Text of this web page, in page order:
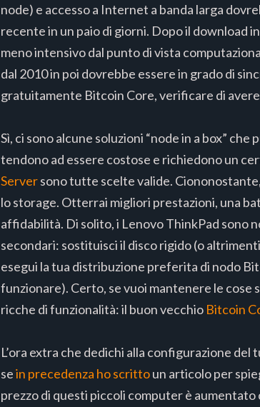
node) e accesso a Internet a banda larga
recente in un paio di giorni. Dopo il download
meno intensivo dal punto di vista
dal 2010 in poi dovrebbe essere in grado di
gratuitamente Bitcoin Core, verificare di
Sì, ci sono alcune soluzioni “node in a box”
tendono ad essere costose e richiedono un
Serversono tutte scelte valide.
lo storage. Otterrai migliori prestazioni, una
affidabilità. Di solito, i Lenovo ThinkPad sono
secondari: sostituisci il disco rigido (o
esegui la tua distribuzione preferita di nodo
funzionare). Certo, se vuoi mantenere le
ricche di funzionalità: il buon vecchio Bitcoin
L’ora extra che dedichi alla configurazione
sein precedenza ho scrittoun articolo per
prezzo di questi piccoli computer è aumentato